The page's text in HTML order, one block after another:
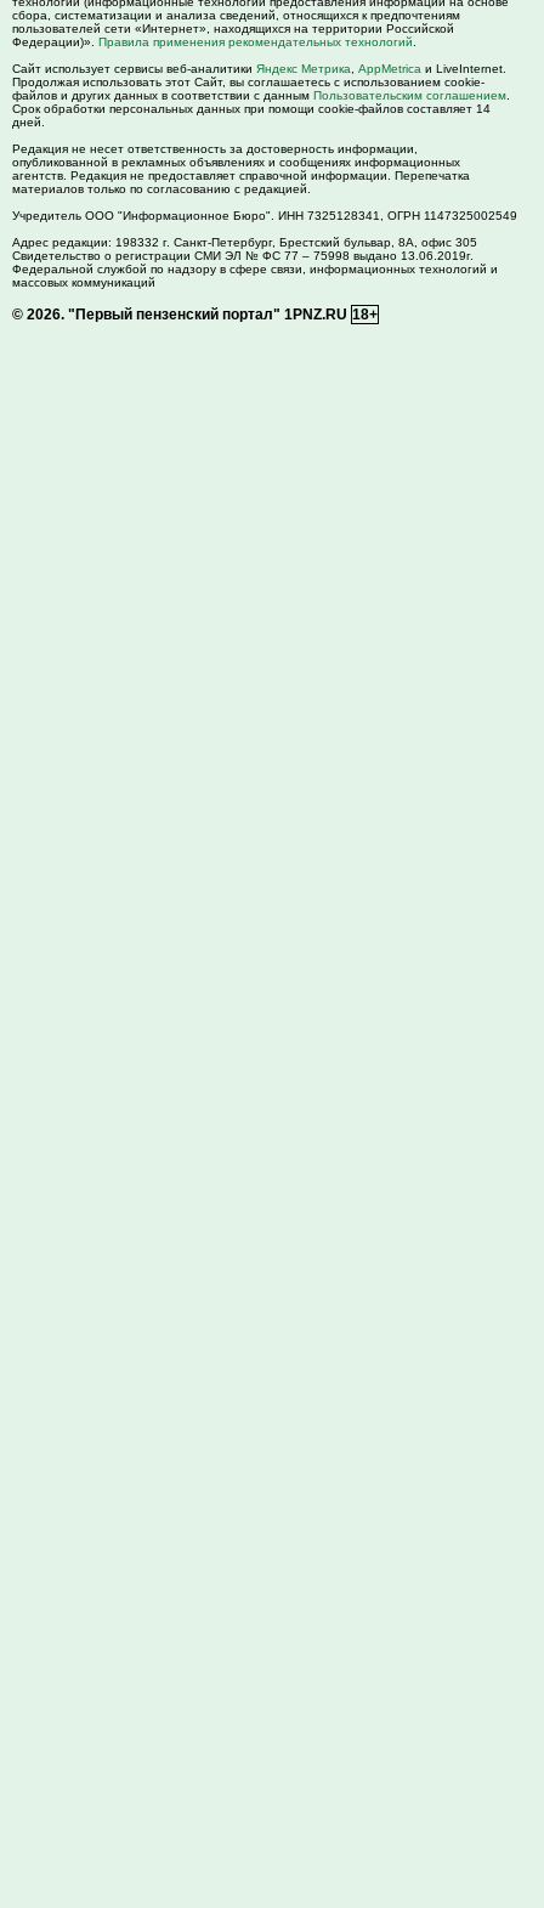
сбора, систематизации и анализа сведений, относящихся к предпочтениям
пользователей сети «Интернет», находящихся на территории Российской
Федерации)». Правила применения рекомендательных технологий
Сайт использует сервисы веб-аналитики Яндекс Метрика AppMetrica и LiveInternet.
Продолжая использовать этот Сайт, вы соглашаетесь с использованием cookie-
файлов и других данных в соответствии с данным Пользовательским соглашением
Срок обработки персональных данных при помощи cookie-файлов составляет 14
дней.
Редакция не несет ответственность за достоверность информации,
опубликованной в рекламных объявлениях и сообщениях информационных
агентств. Редакция не предоставляет справочной информации. Перепечатка
материалов только по согласованию с редакцией.
Учредитель ООО "Информационное Бюро". ИНН 7325128341, ОГРН 1147325002549
Адрес редакции: 198332 г. Санкт-Петербург, Брестский бульвар, 8А, офис 305
Свидетельство о регистрации СМИ ЭЛ № ФС 77 – 75998 выдано 13.06.2019г.
Федеральной службой по надзору в сфере связи, информационных технологий и
массовых коммуникаций
© 2026. "Первый пензенский портал" 1PNZ.RU 18+